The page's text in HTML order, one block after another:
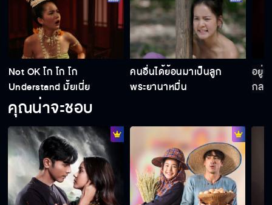
Not OK โก โก โก
Understand มั้ยเนี่ย
คนอื่นได้ย้อนมาเป็นลูก
พระยานาหมื่น
อยู่นู่
กลา
คุณน่าจะชอบ